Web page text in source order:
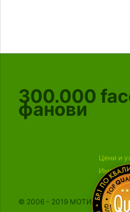
300.000
фанови
Цени и
© 2006 - 2019 МОТИКА, Сите